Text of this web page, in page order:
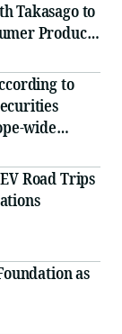
Takasago to
Products
to
wide
Road Trips
as